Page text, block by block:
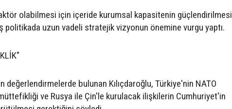
olabilmesi için içeride kurumsal kapasitenin güçlendirilmesi
politikada uzun vadeli stratejik vizyonun önemine vurgu yaptı.
değerlendirmelerde bulunan Kılıçdaroğlu, Türkiye'nin NATO
ve Rusya ile Çin'le kurulacak ilişkilerin Cumhuriyet'in